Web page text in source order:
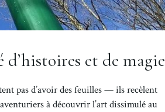
et de magie
pas d’avoir des feuilles — ils recèlent
à découvrir l’art dissimulé au